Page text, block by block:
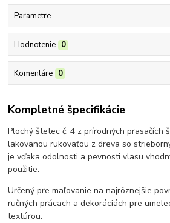
Parametre
Hodnotenie 0
Komentáre 0
Kompletné špecifikácie
Plochý štetec č. 4 z prírodných prasačích
lakovanou rukoväťou z dreva so
je vďaka odolnosti a pevnosti vlasu
použitie.
Určený pre maľovanie na najrôznejšie
ručných prácach a dekoráciách pre
textúrou.